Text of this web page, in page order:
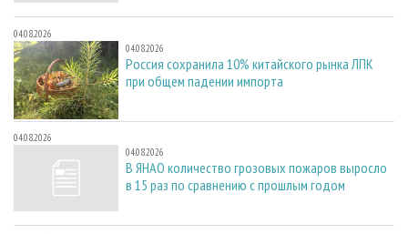
04.08.2026
04.08.2026
Россия сохранила 10% китайского рынка ЛПК
при общем падении импорта
04.08.2026
04.08.2026
В ЯНАО количество грозовых пожаров выросло
в 15 раз по сравнению с прошлым годом